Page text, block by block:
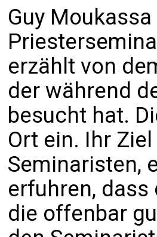
Guy
erzählt von
der während
besucht hat.
Ort ein. Ihr
Seminaristen,
erfuhren,
die offenbar